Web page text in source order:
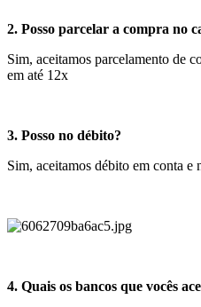
2. Posso parcelar a compra no
Sim, aceitamos parcelamento de
em até 12x
3. Posso no débito?
Sim, aceitamos débito em conta e
4. Quais os bancos que vocês